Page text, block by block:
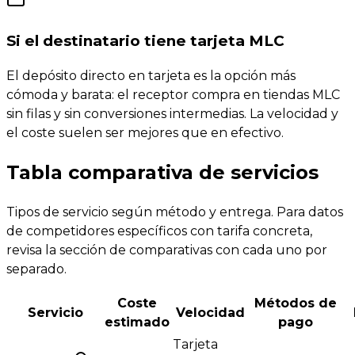
Si el destinatario tiene tarjeta MLC
El depósito directo en tarjeta es la opción más
cómoda y barata: el receptor compra en tiendas MLC
sin filas y sin conversiones intermedias. La velocidad y
el coste suelen ser mejores que en efectivo.
Tabla comparativa de servicios
Tipos de servicio según método y entrega. Para datos
de competidores específicos con tarifa concreta,
revisa la sección de comparativas con cada uno por
separado.
Servicio
Coste
estimado
Velocidad
Métodos de
pago
Tarjeta